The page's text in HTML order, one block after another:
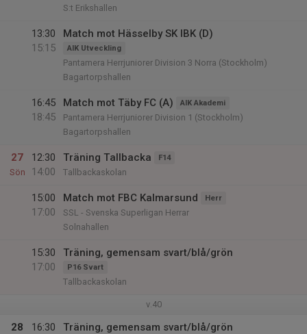
S:t Erikshallen
13:30
15:15
Match mot Hässelby SK IBK (D)
AIK Utveckling
Pantamera Herrjuniorer Division 3 Norra (Stockholm)
Bagartorpshallen
16:45
18:45
Match mot Täby FC (A) AIK Akademi
Pantamera Herrjuniorer Division 1 (Stockholm)
Bagartorpshallen
27
Sön
12:30
14:00
Träning Tallbacka F14
Tallbackaskolan
15:00
17:00
Match mot FBC Kalmarsund Herr
SSL - Svenska Superligan Herrar
Solnahallen
15:30
17:00
Träning, gemensam svart/blå/grön
P16 Svart
Tallbackaskolan
v.40
28
16:30
Träning, gemensam svart/blå/grön